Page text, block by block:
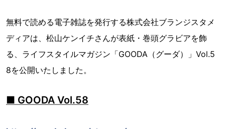
無料で読める電子雑誌を発行する株式会社ブランジスタメ
ディアは、松山ケンイチさんが表紙・巻頭グラビアを飾
る、ライフスタイルマガジン「GOODA（グーダ）」Vol.5
8を公開いたしました。
■ GOODA Vol.58